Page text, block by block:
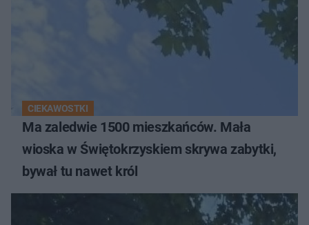
CIEKAWOSTKI
Ma zaledwie 1500 mieszkańców. Mała
wioska w Świętokrzyskiem skrywa zabytki,
bywał tu nawet król